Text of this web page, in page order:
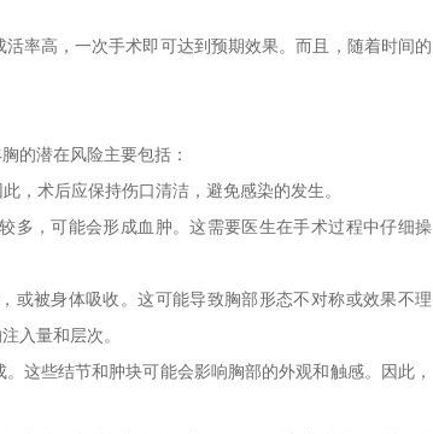
率高，一次手术即可达到预期效果。而且，随着时间的
的潜在风险主要包括：
，术后应保持伤口清洁，避免感染的发生。
多，可能会形成血肿。这需要医生在手术过程中仔细操
或被身体吸收。这可能导致胸部形态不对称或效果不理
入量和层次。
这些结节和肿块可能会影响胸部的外观和触感。因此，